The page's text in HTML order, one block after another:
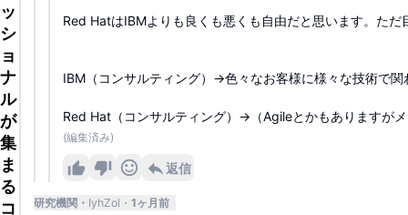
ッ
シ
ョ
ナ
ル
が
集
ま
る
コ
Red HatはIBMよりも良くも悪くも自由だと思います。た
IBM（コンサルティング）→色々なお客様に様々な技術で関
Red Hat（コンサルティング）→（Agileとかもありますが
(編集済み)
返信
研究機関 IyhZol 1ヶ月前